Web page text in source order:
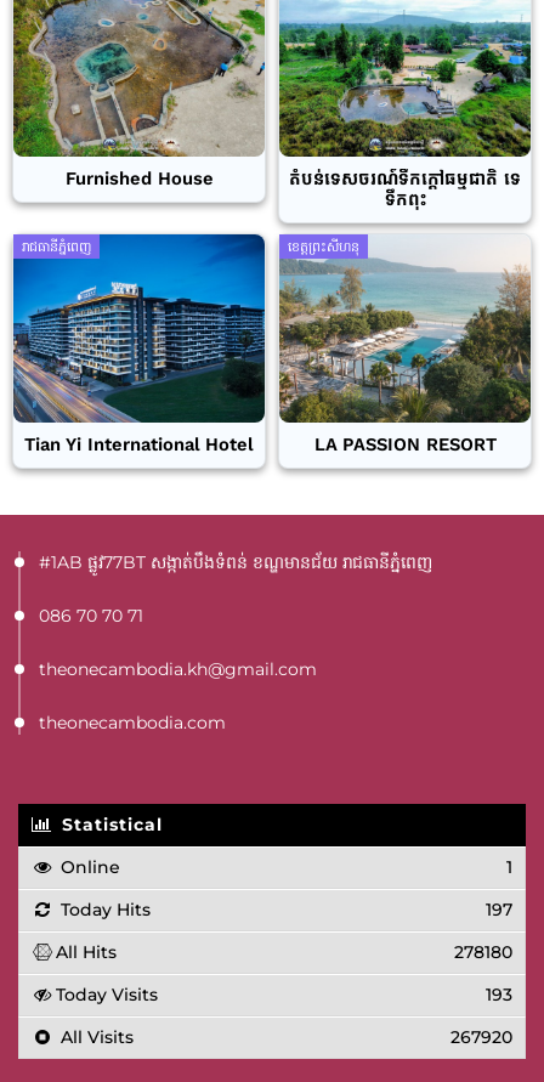
Furnished House
តំបន់ទេសចរណ៍ទឹកក្តៅធម្មជាតិ ទេ
ទឹកពុះ
រាជធានីភ្នំពេញ
Tian Yi International Hotel
ខេត្តព្រះសីហនុ
LA PASSION RESORT
#1AB ផ្លូវ77BT​ សង្កាត់បឹងទំពន់ ខណ្ឌមានជ័យ រាជធានីភ្នំពេញ
086 70 70 71
theonecambodia.kh@gmail.com
theonecambodia.com
Statistical
Online
1
Today Hits
197
All Hits
278180
Today Visits
193
All Visits
267920